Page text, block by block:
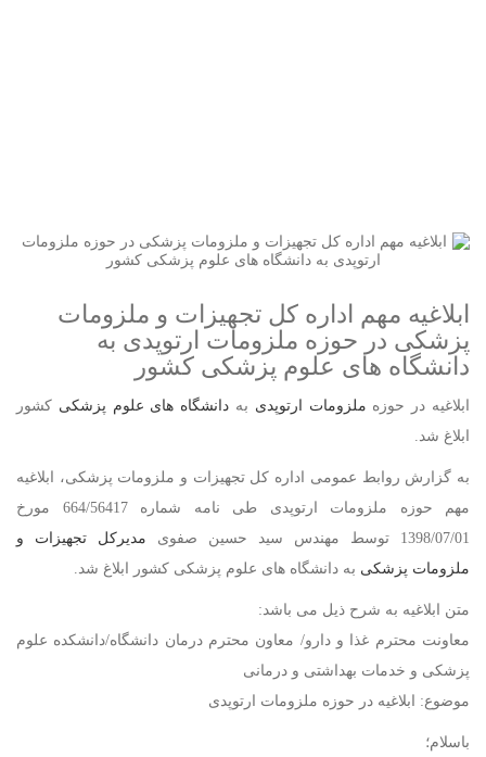
ابلاغیه مهم اداره کل تجهیزات و ملزومات
پزشکی در حوزه ملزومات ارتوپدی به
دانشگاه های علوم پزشکی کشور
ابلاغیه در حوزه ملزومات ارتوپدی به دانشگاه های علوم پزشکی کشور
ابلاغ شد.
به گزارش روابط عمومی اداره کل تجهیزات و ملزومات پزشکی، ابلاغیه
مهم حوزه ملزومات ارتوپدی طی نامه شماره 664/56417 مورخ
1398/07/01 توسط مهندس سید حسین صفوی
مدیرکل تجهیزات و
ملزومات پزشکی به دانشگاه های علوم پزشکی کشور ابلاغ شد.
متن ابلاغیه به شرح ذیل می باشد:
معاونت محترم غذا و دارو/ معاون محترم درمان دانشگاه/دانشکده علوم
پزشکی و خدمات بهداشتی و درمانی
موضوع: ابلاغیه در حوزه ملزومات ارتوپدی
باسلام؛